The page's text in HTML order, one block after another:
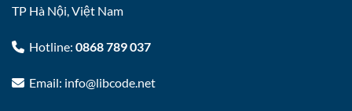
TP Hà Nội, Việt Nam
Hotline: 0868 789 037
Email: info@libcode.net